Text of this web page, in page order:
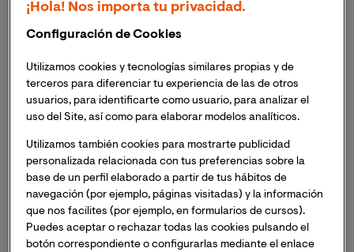
Espido Freire(La esfera de los libros, 2023).
Con ilustraciones de @miss_littlebig, 2023.
Image
¡Hola! Nos importa tu privacidad.
Configuración de Cookies
Utilizamos cookies y tecnologías similares propias y de
terceros para diferenciar tu experiencia de las de otros
usuarios, para identificarte como usuario, para analizar el
uso del Site, así como para elaborar modelos analíticos.
Utilizamos también cookies para mostrarte publicidad
personalizada relacionada con tus preferencias sobre la
base de un perfil elaborado a partir de tus hábitos de
navegación (por ejemplo, páginas visitadas) y la información
que nos facilites (por ejemplo, en formularios de cursos).
Puedes aceptar o rechazar todas las cookies pulsando el
botón correspondiente o configurarlas mediante el enlace